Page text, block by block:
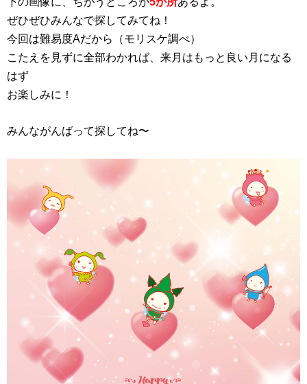
ぜひぜひみんなで探してみてね！
今回は難易度Aだから（モリスケ調べ）
こたえを見ずに全部わかれば、来月はもっと良い月になる
はず
お楽しみに！
みんながんばって探してね〜